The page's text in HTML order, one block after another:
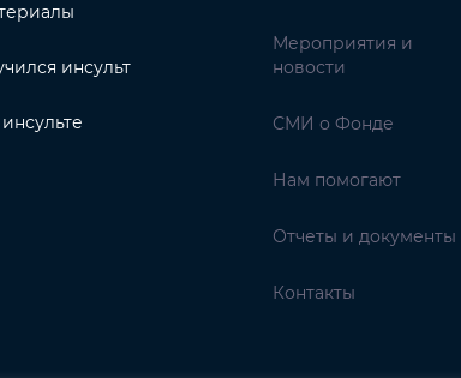
инсульт
Мероприятия и
новости
СМИ о Фонде
Нам помогают
Отчеты и документы
Контакты